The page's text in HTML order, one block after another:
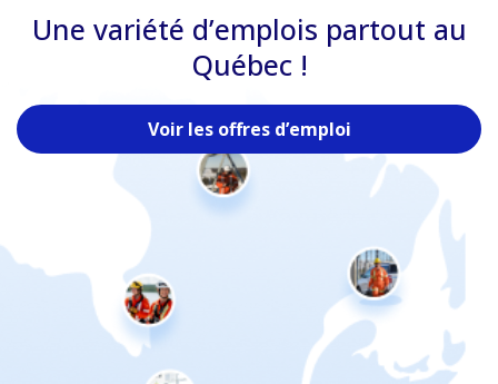
Une variété d’emplois partout au
Québec !
Voir les offres d’emploi